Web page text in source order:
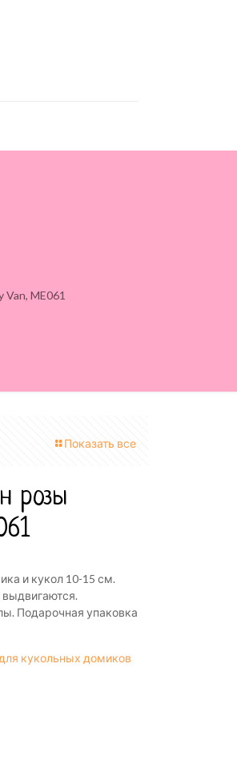
ME061
Показать все
розы
и кукол 10-15 см.
Подарочная упаковка
кукольных домиков